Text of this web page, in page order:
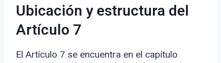
Ubicación y estructura del
Artículo 7
El Artículo 7 se encuentra en el capítulo